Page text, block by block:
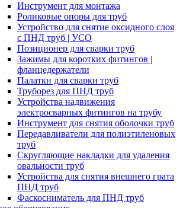
Инструмент для монтажа
Роликовые опоры для труб
Устройство для снятие оксидного слоя
с ПНД труб | УСО
Позиционер для сварки труб
Зажимы для коротких фитингов |
фланцедержатели
Палатки для сварки труб
Труборез для ПНД труб
Устройства надвижения
электросварных фитингов на трубу
Инструмент для снятия оболочки труб
Передавливатели для полиэтиленовых
труб
Скругляющие накладки для удаления
овальности труб
Устройства для снятия внешнего грата
ПНД труб
Фаскосниматель для ПНД труб